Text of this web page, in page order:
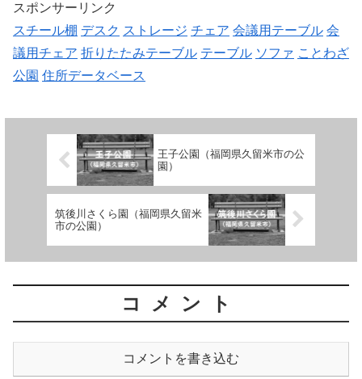
スポンサーリンク
スチール棚 デスク ストレージ チェア 会議用テーブル 会
議用チェア 折りたたみテーブル テーブル ソファ ことわざ
公園 住所データベース
王子公園（福岡県久留米市の公
園）
筑後川さくら園（福岡県久留米
市の公園）
コメント
コメントを書き込む